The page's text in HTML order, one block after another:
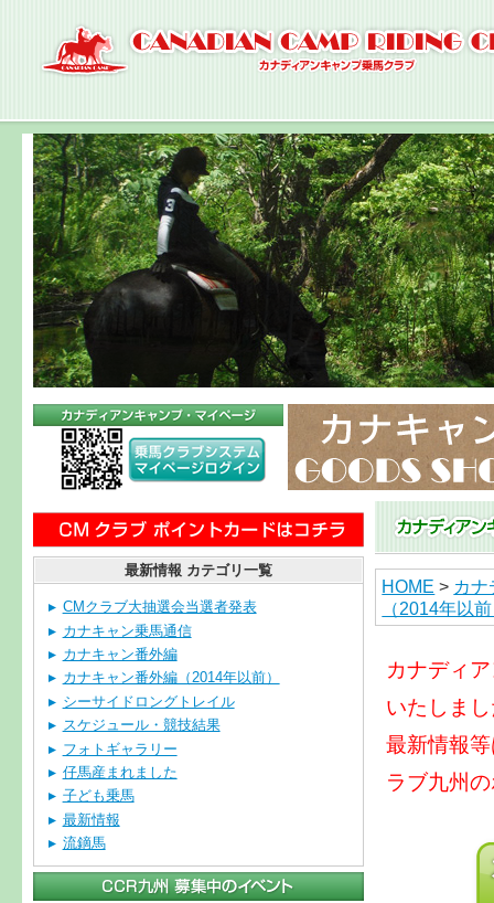
HOME > カ
（2014年以
カナディ
いたしま
最新情報
ラブ九州
最新情報 カテゴリ一覧
CMクラブ大抽選会当選者発表
カナキャン乗馬通信
カナキャン番外編
カナキャン番外編（2014年以前）
シーサイドロングトレイル
スケジュール・競技結果
フォトギャラリー
仔馬産まれました
子ども乗馬
最新情報
流鏑馬